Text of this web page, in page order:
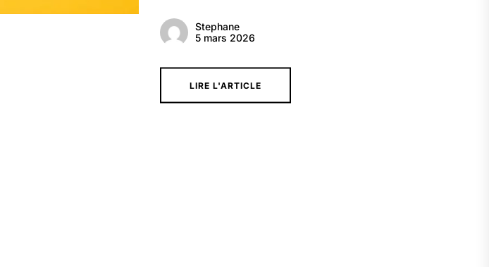
Stephane
5 mars 2026
LIRE L'ARTICLE